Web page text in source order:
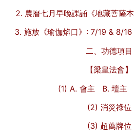
2. 農曆七月早晚課誦《地藏菩薩
3. 施放《瑜伽焰口》: 7/19 & 8/
二、功德項目
【梁皇法會】
(1) A. 會主 B. 壇主
(2) 消災祿位
(3) 超薦牌位